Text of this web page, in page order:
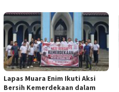
Lapas Muara Enim Ikuti Aksi
Bersih Kemerdekaan dalam